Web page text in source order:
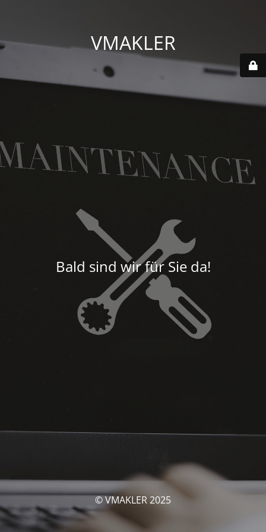
VMAKLER
Bald sind wir für Sie da!
© VMAKLER 2025